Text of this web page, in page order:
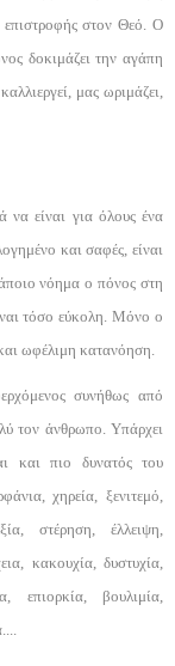
επι­στροφής στον Θεό. Ο
δοκιμάζει την αγάπη
μας ωριμάζει,
είναι για όλους ένα
και σαφές, είναι
νόημα ο πόνος στη
τόσο εύκολη. Μόνο ο
ωφέλιμη κατανόηση.
συνήθως από
τον άνθρωπο. Υπάρ­χει
και πιο δυνατός του
χηρεία, ξενιτεμό,
στέρηση, έλλειψη,
κακουχία, δυστυχία,
επιορκία, βουλιμία,